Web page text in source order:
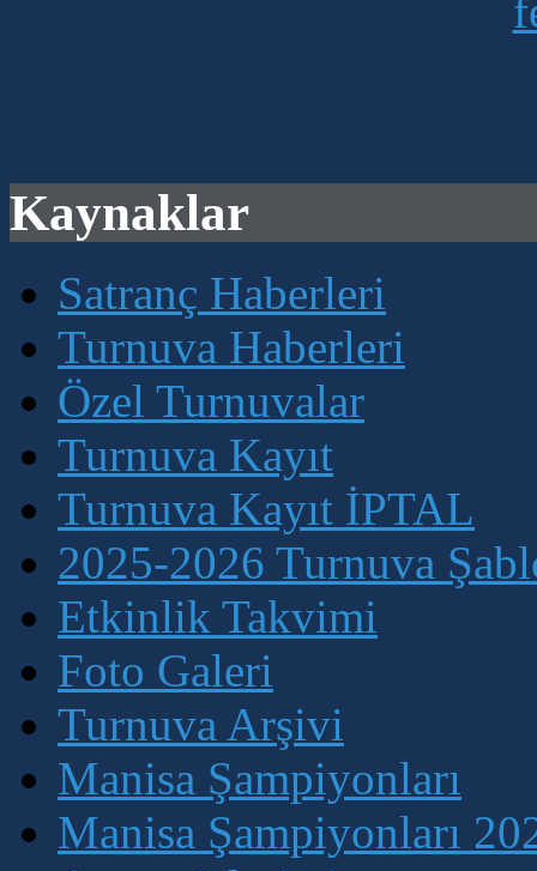
Kaynaklar
Satranç Haberleri
Turnuva Haberleri
Özel Turnuvalar
Turnuva Kayıt
Turnuva Kayıt İPTAL
2025-2026 Turnuva
Etkinlik Takvimi
Foto Galeri
Turnuva Arşivi
Manisa Şampiyonları
Manisa Şampiyonları